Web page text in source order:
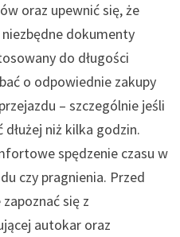
oraz upewnić się, że
dokumenty
do długości
o odpowiednie zakupy
– szczególnie jeśli
niż kilka godzin.
spędzenie czasu w
czy pragnienia. Przed
się z
autokar oraz